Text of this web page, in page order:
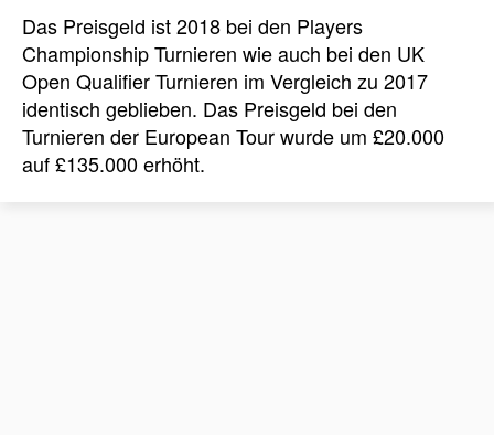
Das Preisgeld ist 2018 bei den Players
Championship Turnieren wie auch bei den UK
Open Qualifier Turnieren im Vergleich zu 2017
identisch geblieben. Das Preisgeld bei den
Turnieren der European Tour wurde um £20.000
auf £135.000 erhöht.